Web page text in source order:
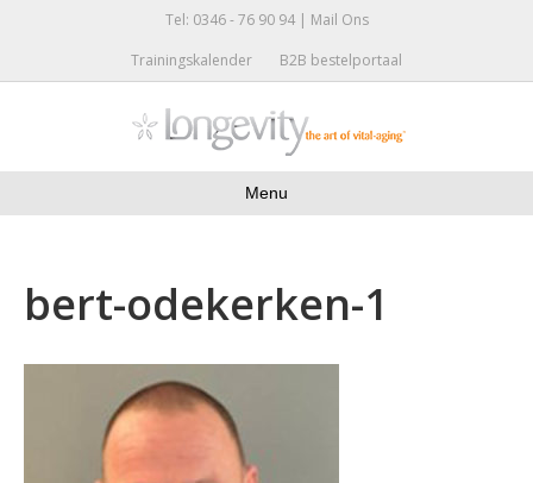
Tel: 0346 - 76 90 94 | Mail Ons
Trainingskalender
B2B bestelportaal
Menu
bert-odekerken-1